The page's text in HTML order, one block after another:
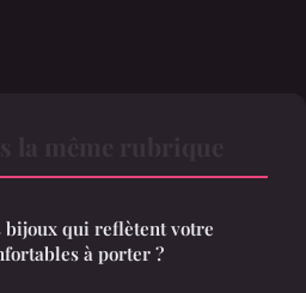
bijoux qui reflètent votre
à porter ?